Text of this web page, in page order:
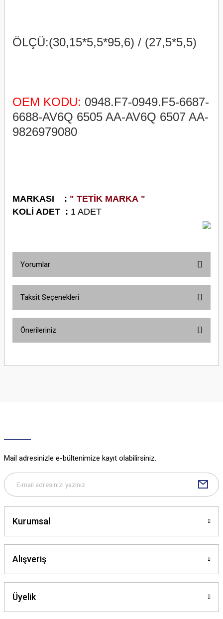
ÖLÇÜ:(30,15*5,5*95,6) / (27,5*5,5)
OEM KODU: 0948.F7-0949.F5-6687-
6688-AV6Q 6505 AA-AV6Q 6507 AA-
9826979080
MARKASI : " TETİK MARKA "
KOLİ ADET : 1 ADET
Yorumlar
Taksit Seçenekleri
Önerileriniz
yetersiz gördüğünüz noktaları öneri formunu kullanarak tarafımıza
Bu ürüne benzer farklı alternatifler olmalı.
Mail adresinizle e-bültenimize kayıt olabilirsiniz.
Kurumsal
Alışveriş
Üyelik